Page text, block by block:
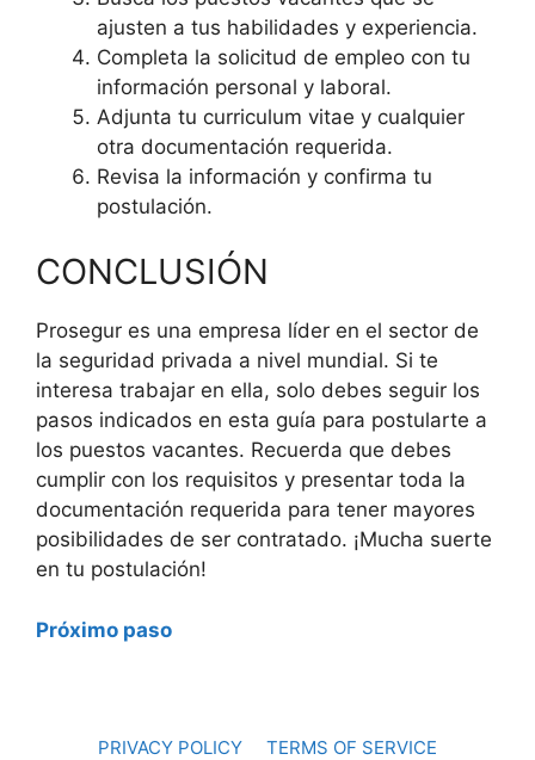
ajusten a tus habilidades y experiencia.
Completa la solicitud de empleo con tu
información personal y laboral.
Adjunta tu curriculum vitae y cualquier
otra documentación requerida.
Revisa la información y confirma tu
postulación.
CONCLUSIÓN
Prosegur es una empresa líder en el sector de
la seguridad privada a nivel mundial. Si te
interesa trabajar en ella, solo debes seguir los
pasos indicados en esta guía para postularte a
los puestos vacantes. Recuerda que debes
cumplir con los requisitos y presentar toda la
documentación requerida para tener mayores
posibilidades de ser contratado. ¡Mucha suerte
en tu postulación!
Próximo paso
PRIVACY POLICY TERMS OF SERVICE